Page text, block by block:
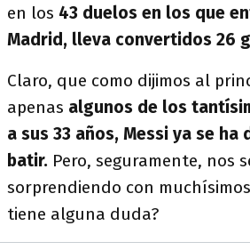
en los 43 duelos en los que
Madrid, lleva convertidos 26
Claro, que como dijimos al
apenas algunos de los
a sus 33 años, Messi ya se
batir. Pero, seguramente, nos
sorprendiendo con
tiene alguna duda?